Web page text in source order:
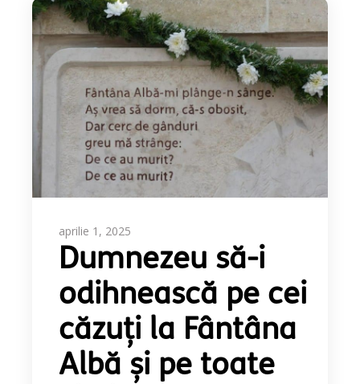
aprilie 1, 2025
Dumnezeu să-i
odihnească pe cei
căzuți la Fântâna
Albă și pe toate